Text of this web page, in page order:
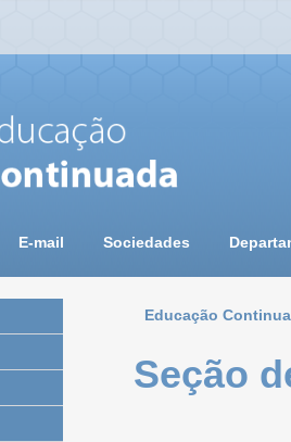
E-mail Sociedades
Educação
Seção